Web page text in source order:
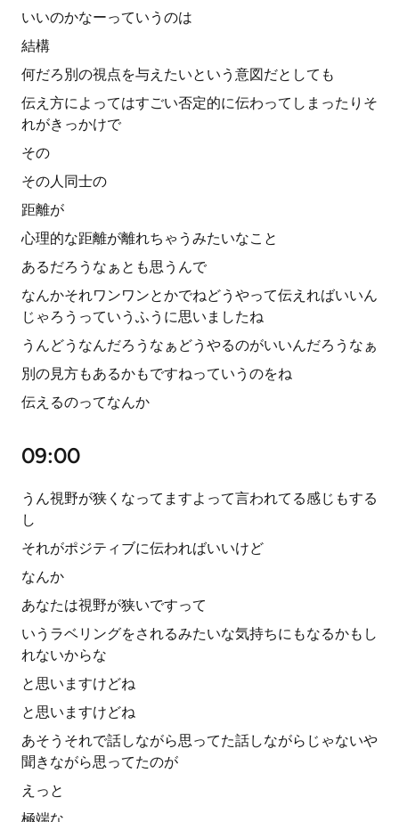
いいのかなーっていうのは
結構
何だろ別の視点を与えたいという意図だとしても
伝え方によってはすごい否定的に伝わってしまったりそ
れがきっかけで
その
その人同士の
距離が
心理的な距離が離れちゃうみたいなこと
あるだろうなぁとも思うんで
なんかそれワンワンとかでねどうやって伝えればいいん
じゃろうっていうふうに思いましたね
うんどうなんだろうなぁどうやるのがいいんだろうなぁ
別の見方もあるかもですねっていうのをね
伝えるのってなんか
09:00
うん視野が狭くなってますよって言われてる感じもする
し
それがポジティブに伝わればいいけど
なんか
あなたは視野が狭いですって
いうラベリングをされるみたいな気持ちにもなるかもし
れないからな
と思いますけどね
と思いますけどね
あそうそれで話しながら思ってた話しながらじゃないや
聞きながら思ってたのが
えっと